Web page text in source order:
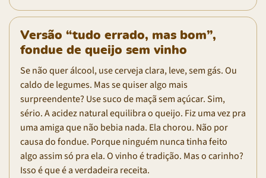
Versão “tudo errado, mas bom”,
fondue de queijo sem vinho
Se não quer álcool, use cerveja clara, leve, sem gás. Ou
caldo de legumes. Mas se quiser algo mais
surpreendente? Use suco de maçã sem açúcar. Sim,
sério. A acidez natural equilibra o queijo. Fiz uma vez pra
uma amiga que não bebia nada. Ela chorou. Não por
causa do fondue. Porque ninguém nunca tinha feito
algo assim só pra ela. O vinho é tradição. Mas o carinho?
Isso é que é a verdadeira receita.